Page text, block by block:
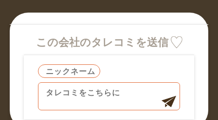
この会社のタレコミを送信